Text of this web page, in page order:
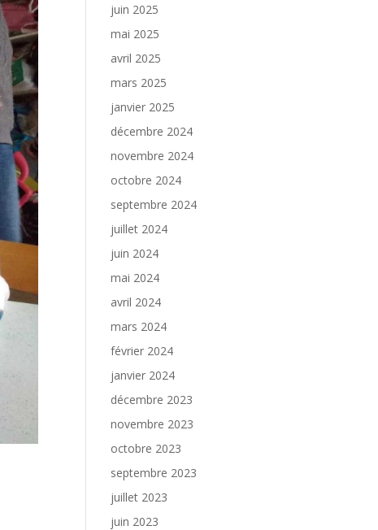
juin 2025
mai 2025
avril 2025
mars 2025
janvier 2025
décembre 2024
novembre 2024
octobre 2024
septembre 2024
juillet 2024
juin 2024
mai 2024
avril 2024
mars 2024
février 2024
janvier 2024
décembre 2023
novembre 2023
octobre 2023
septembre 2023
juillet 2023
juin 2023